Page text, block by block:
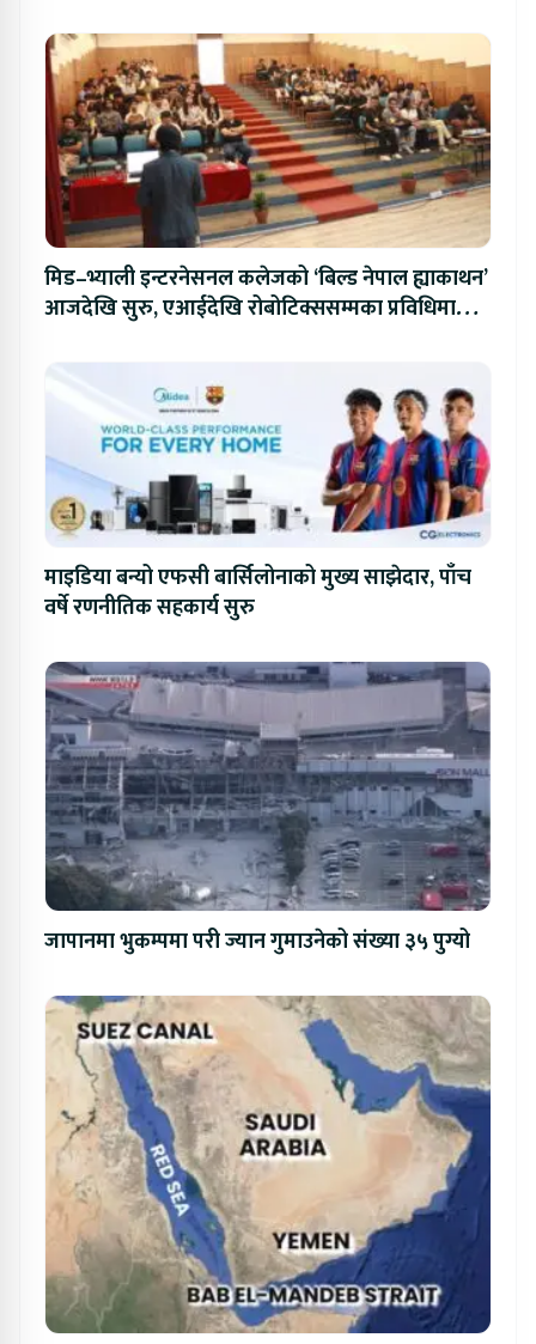
मिड–भ्याली इन्टरनेसनल कलेजको ‘बिल्ड नेपाल ह्याकाथन’
आजदेखि सुरु, एआईदेखि रोबोटिक्ससम्मका प्रविधिमा
माइडिया बन्यो एफसी बार्सिलोनाको मुख्य साझेदार, पाँच
वर्षे रणनीतिक सहकार्य सुरु
जापानमा भुकम्पमा परी ज्यान गुमाउनेको संख्या ३५ पुग्यो